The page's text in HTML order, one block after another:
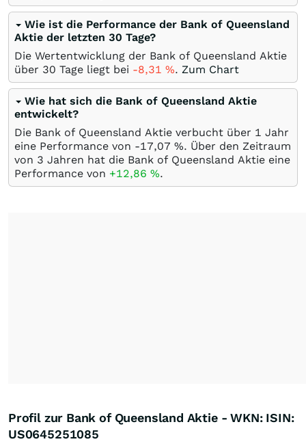
Wie ist die Performance der Bank of Queensland
Aktie der letzten 30 Tage?
Die Wertentwicklung der Bank of Queensland Aktie
über 30 Tage liegt bei -8,31 %. Zum Chart
Wie hat sich die Bank of Queensland Aktie
entwickelt?
Die Bank of Queensland Aktie verbucht über 1 Jahr
eine Performance von -17,07 %. Über den Zeitraum
von 3 Jahren hat die Bank of Queensland Aktie eine
Performance von +12,86 %.
Profil zur Bank of Queensland Aktie - WKN: ISIN:
US0645251085